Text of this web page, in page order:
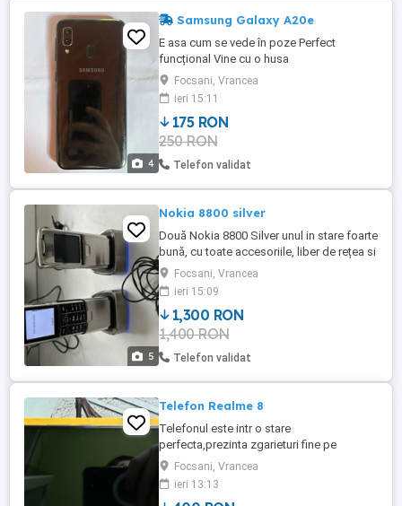
4
Samsung Galaxy A20e
E asa cum se vede în poze Perfect
funcțional Vine cu o husa
Focsani, Vrancea
ieri 15:11
175 RON
250 RON
Telefon validat
5
Nokia 8800 silver
Două Nokia 8800 Silver unul in stare foarte
bună, cu toate accesoriile, liber de rețea si
unul fara geam display si baterie. Pret
1300 lei
Focsani, Vrancea
ieri 15:09
1,300 RON
1,400 RON
Telefon validat
Telefon Realme 8
Telefonul este intr o stare
perfecta,prezinta zgarieturi fine pe
ecran,vizibile doar daca te uiti de aproape.
Specificatii: 8gb ram 128gb stocare Ecran
Super AMOLED camera de 64MP Bateria
Focsani, Vrancea
ieri 13:13